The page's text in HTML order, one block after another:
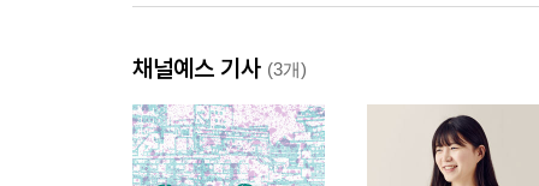
채널예스 기사 (3개)